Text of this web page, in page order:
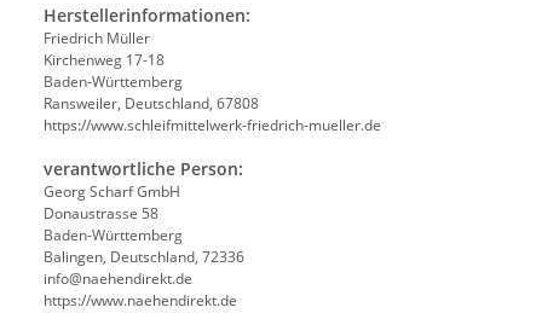
Herstellerinformationen:
Friedrich Müller
Kirchenweg 17-18
Baden-Württemberg
Ransweiler, Deutschland, 67808
https://www.schleifmittelwerk-friedrich-mueller.de
verantwortliche Person:
Georg Scharf GmbH
Donaustrasse 58
Baden-Württemberg
Balingen, Deutschland, 72336
info@naehendirekt.de
https://www.naehendirekt.de